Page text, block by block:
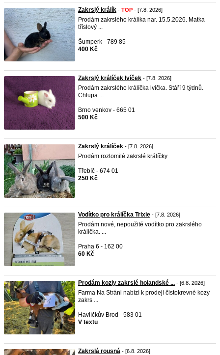
Zakrslý králík - TOP - [7.8. 2026]
Prodám zakrslého králíka nar. 15.5.2026. Matka
tříslový ...
Šumperk - 789 85
400 Kč
Zakrslý králíček lvíček - [7.8. 2026]
Prodám zakrslého králíčka lvíčka. Stáří 9 týdnů.
Chlupa ...
Brno venkov - 665 01
500 Kč
Zakrslý králíček - [7.8. 2026]
Prodám roztomilé zakrslé králíčky
Třebíč - 674 01
250 Kč
Vodítko pro králíčka Trixie - [7.8. 2026]
Prodám nové, nepoužité vodítko pro zakrslého
králíčka. ...
Praha 6 - 162 00
60 Kč
Prodám kozly zakrslé holandské ... - [6.8. 2026]
Farma Na Stráni nabízí k prodeji čistokrevné kozy
zakrs ...
Havlíčkův Brod - 583 01
V textu
Zakrslá rousná - [6.8. 2026]